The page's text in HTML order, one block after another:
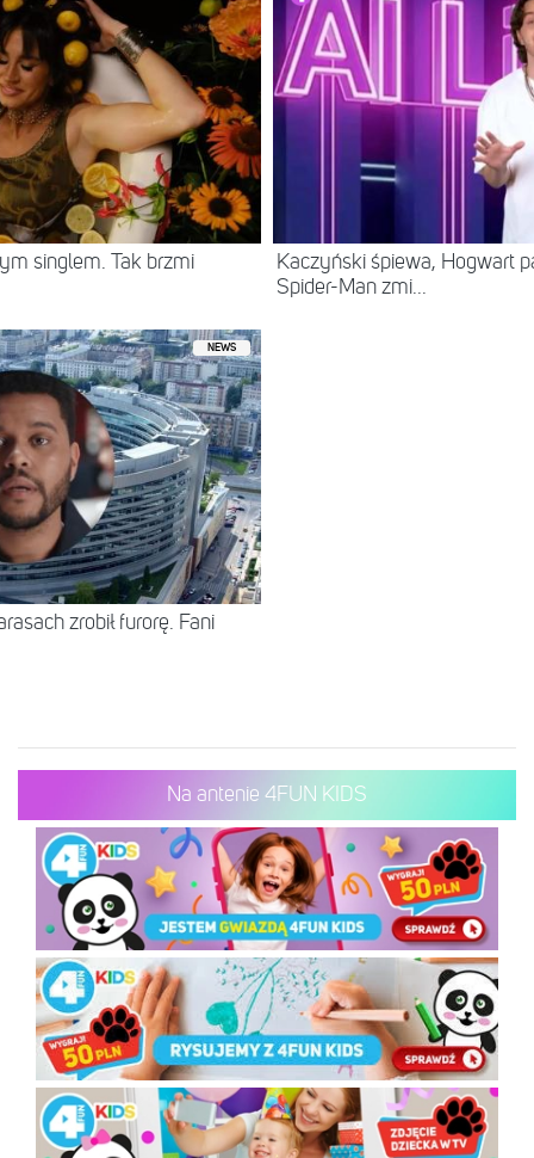
singlem. Tak brzmi
Kaczyński śpiewa, Hogwart
Spider-Man zmi...
NEWS
zrobił furorę. Fani
Na antenie 4FUN KIDS